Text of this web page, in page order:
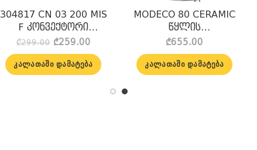
304817 CN 03 200 MIS
F კონვექტორი
სადგამით ოთახის
ელექტრო (mec) 2000w
Tesy
₾299.00 Original
price
was:
₾299.00.
₾259.00Current
price
is:
₾259.00.
ᲙᲐᲚᲐᲗᲐᲨᲘ ᲓᲐᲛᲐᲢᲔᲑᲐ
MODECO 80 CERAMIC
წყლის
გამაცხელებელი
ელექტრო Tesy
₾655.00
ᲙᲐᲚᲐᲗᲐᲨᲘ ᲓᲐᲛᲐᲢᲔᲑᲐ